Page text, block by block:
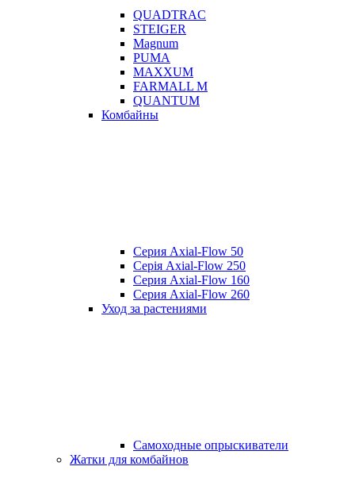
QUADTRAC
STEIGER
Magnum
PUMA
MAXXUM
FARMALL M
QUANTUM
Комбайны
Серия Axial-Flow 50
Серія Axial-Flow 250
Серия Axial-Flow 160
Серия Axial-Flow 260
Уход за растениями
Самоходные опрыскиватели
Жатки для комбайнов